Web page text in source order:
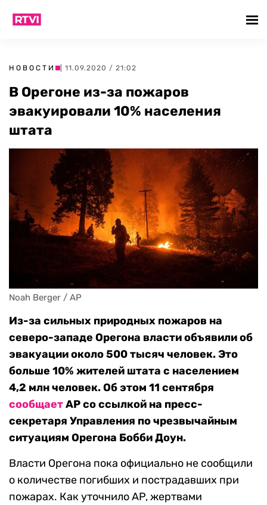
НОВОСТИ | 11.09.2020 / 21:02
В Орегоне из-за пожаров
эвакуировали 10% населения
штата
Noah Berger / AP
Из-за сильных природных пожаров на
северо-западе Орегона власти объявили об
эвакуации около 500 тысяч человек. Это
больше 10% жителей штата с населением
4,2 млн человек. Об этом 11 сентября
сообщаетAP со ссылкой на пресс-
секретаря Управления по чрезвычайным
ситуациям Орегона Бобби Доун.
Власти Орегона пока официально не сообщили
о количестве погибших и пострадавших при
пожарах. Как уточнило AP, жертвами